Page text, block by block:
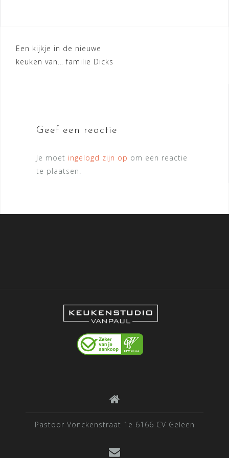
Bericht
navigatie
Een kijkje in de nieuwe
keuken van… familie Dicks
Geef een reactie
Je moet ingelogd zijn op om een reactie
te plaatsen.
Pastoor Vonckenstraat 1e 6166 CV Geleen